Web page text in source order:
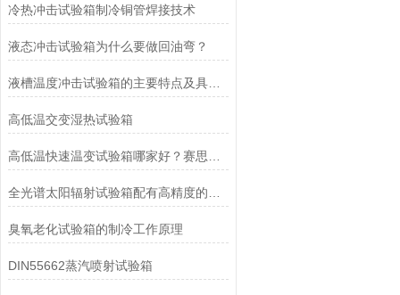
冷热冲击试验箱制冷铜管焊接技术
液态冲击试验箱为什么要做回油弯？
液槽温度冲击试验箱的主要特点及具体应用领域
高低温交变湿热试验箱
臭氧老化试验箱的制冷工作原理
DIN55662蒸汽喷射试验箱